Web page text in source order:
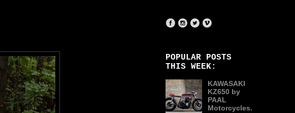
POPULAR POSTS
THIS WEEK:
KAWASAKI
KZ650 by
PAAL
Motorcycles.